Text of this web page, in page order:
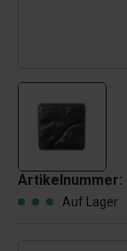
Artikelnummer:
Auf Lager